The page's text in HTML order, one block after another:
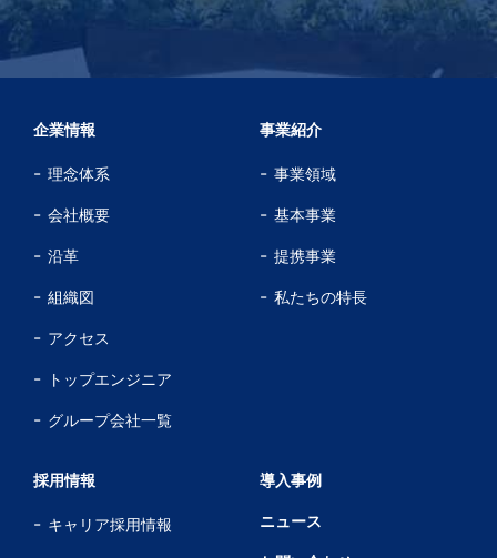
企業情報
理念体系
会社概要
沿革
組織図
アクセス
トップエンジニア
グループ会社一覧
事業紹介
事業領域
基本事業
提携事業
私たちの特長
採用情報
キャリア採用情報
導入事例
ニュース